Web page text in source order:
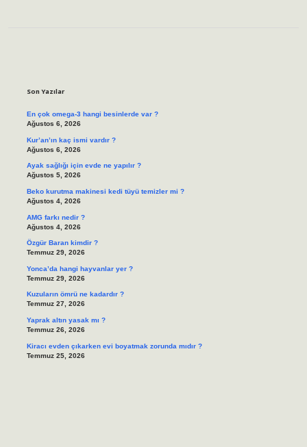
Son Yazılar
En çok omega-3 hangi besinlerde var ?
Ağustos 6, 2026
Kur’an’ın kaç ismi vardır ?
Ağustos 6, 2026
Ayak sağlığı için evde ne yapılır ?
Ağustos 5, 2026
Beko kurutma makinesi kedi tüyü temizler mi ?
Ağustos 4, 2026
AMG farkı nedir ?
Ağustos 4, 2026
Özgür Baran kimdir ?
Temmuz 29, 2026
Yonca’da hangi hayvanlar yer ?
Temmuz 29, 2026
Kuzuların ömrü ne kadardır ?
Temmuz 27, 2026
Yaprak altın yasak mı ?
Temmuz 26, 2026
Kiracı evden çıkarken evi boyatmak zorunda mıdır ?
Temmuz 25, 2026